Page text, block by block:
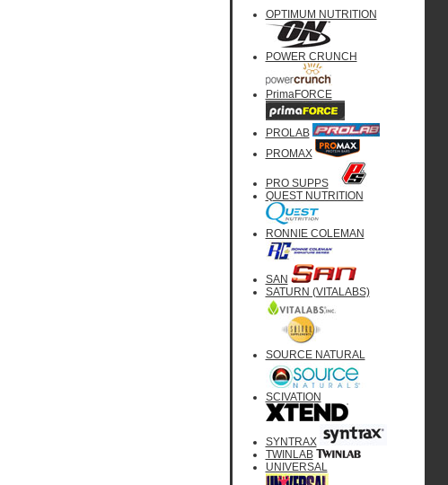
OPTIMUM NUTRITION
POWER CRUNCH
PrimaFORCE
PROLAB
PROMAX
PRO SUPPS
QUEST NUTRITION
RONNIE COLEMAN
SAN
SATURN (VITALABS)
SOURCE NATURAL
SCIVATION
SYNTRAX
TWINLAB
UNIVERSAL